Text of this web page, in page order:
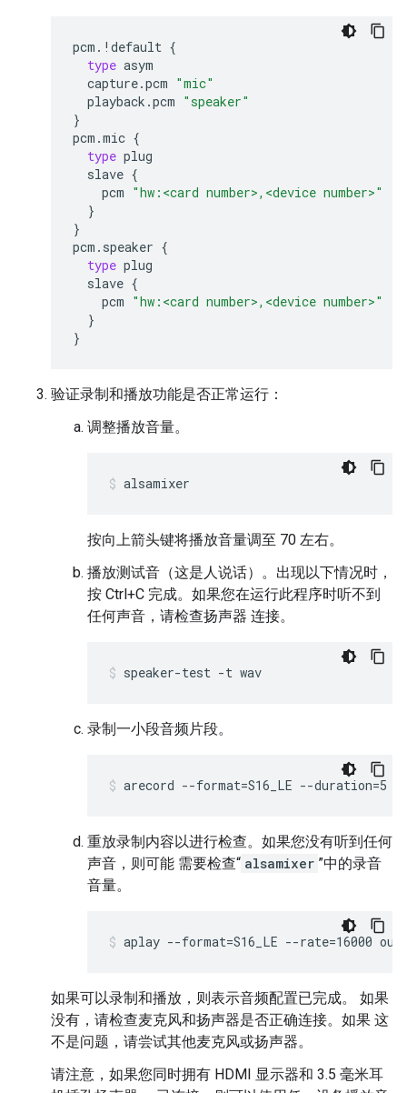
pcm . ! default {
type asym
capture.pcm "mic"
playback .pcm "speaker"
}
pcm .mic {
type plug
slave {
pcm "hw:<card number>,<device number>"
}
}
pcm . speaker {
type plug
slave {
pcm "hw:<card number>,<device number>"
}
}
验证录制和播放功能是否正常运行：
调整播放音量。
alsamixer
按向上箭头键将播放音量调至 70 左右。
播放测试音（这是人说话）。出现以下情况时，
按 Ctrl+C 完成。如果您在运行此程序时听不到
任何声音，请检查扬声器 连接。
speaker-test -t wav
录制一小段音频片段。
arecord --format=S16_LE --duration=5
重放录制内容以进行检查。如果您没有听到任何
声音，则可能 需要检查“ alsamixer ”中的录音
音量。
aplay --format=S16_LE --rate=16000
如果可以录制和播放，则表示音频配置已完成。 如果
没有，请检查麦克风和扬声器是否正确连接。如果 这
不是问题，请尝试其他麦克风或扬声器。
请注意，如果您同时拥有 HDMI 显示器和 3.5 毫米耳